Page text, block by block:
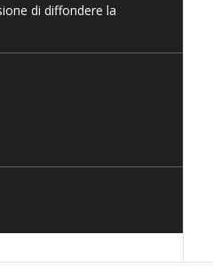
di diffondere la